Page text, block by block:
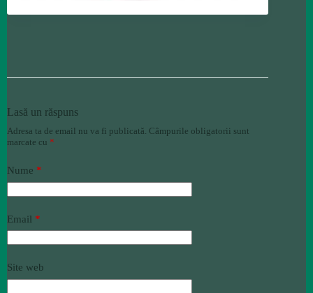
Lasă un răspuns
Adresa ta de email nu va fi publicată. Câmpurile obligatorii sunt
marcate cu *
Nume *
Email *
Site web